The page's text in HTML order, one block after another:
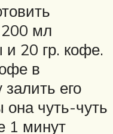
200 мл
20 гр. кофе.
в
его
она чуть-чуть
1 минут